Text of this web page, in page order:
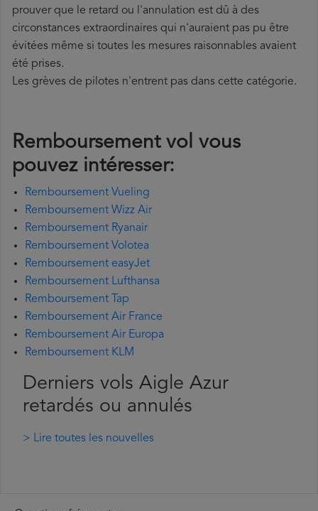
prouver que le retard ou l'annulation est dû à des
circonstances extraordinaires qui n'auraient pas pu être
évitées même si toutes les mesures raisonnables avaient
été prises.
Les grèves de pilotes n'entrent pas dans cette catégorie.
Remboursement vol vous
pouvez intéresser:
Remboursement Vueling
Remboursement Wizz Air
Remboursement Ryanair
Remboursement Volotea
Remboursement easyJet
Remboursement Lufthansa
Remboursement Tap
Remboursement Air France
Remboursement Air Europa
Remboursement KLM
Derniers vols Aigle Azur
retardés ou annulés
> Lire toutes les nouvelles